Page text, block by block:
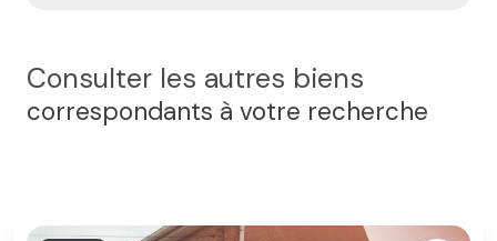
Consulter les autres biens
correspondants à votre recherche